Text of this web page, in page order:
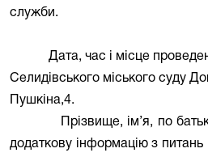
служби.
Дата, час і місце
Селидівського міського суду
Пушкіна,4.
Прізвище, ім’я, по
додаткову інформацію з